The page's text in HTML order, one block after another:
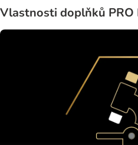
Vlastnosti doplňků PRO